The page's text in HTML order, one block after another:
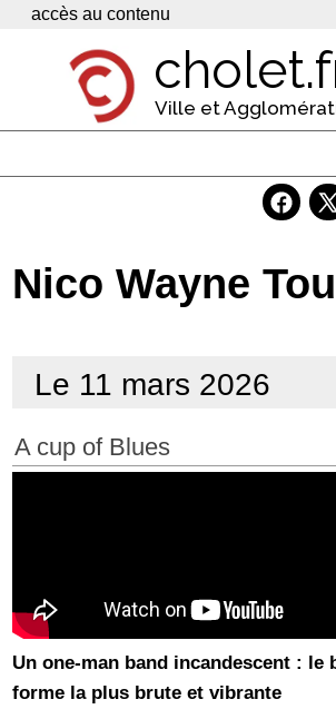
Panneau de gestion des cookies
accès au contenu
Ville et
Economie
Contacts
Nico Wayne
Le 11 mars 2026
A cup of Blues
Un one-man band incandescent : le
forme la plus brute et vibrante